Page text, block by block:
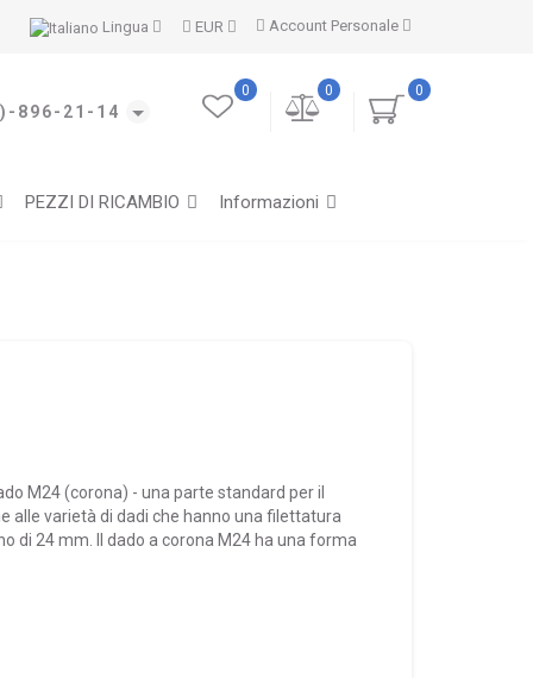
Account Personale
EUR
Lingua
896-21-14
0
0
0
PEZZI DI RICAMBIO Informazioni
M24 (corona) - una parte standard per il
alle varietà di dadi che hanno una filettatura
di 24 mm. Il dado a corona M24 ha una forma